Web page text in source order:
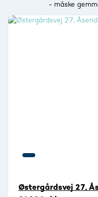
- måske
Østergårdsvej 27,